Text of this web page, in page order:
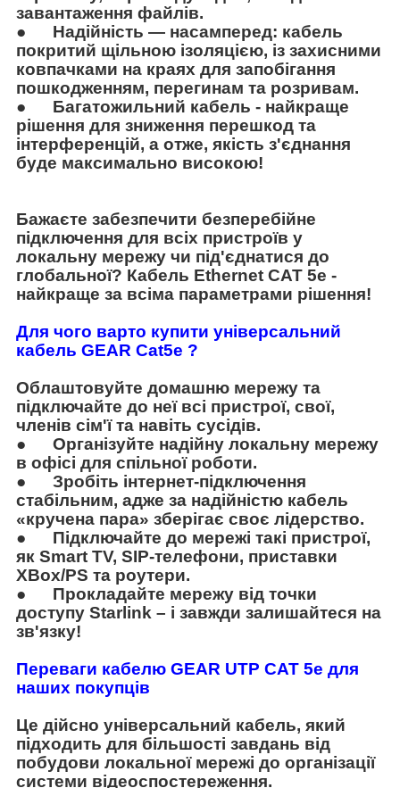
завантаження файлів.
●
Надійність — насамперед: кабель
покритий щільною ізоляцією, із захисними
ковпачками на краях для запобігання
пошкодженням, перегинам та розривам.
●
Багатожильний кабель - найкраще
рішення для зниження перешкод та
інтерференцій, а отже, якість з'єднання
буде максимально високою!
Бажаєте забезпечити безперебійне
підключення для всіх пристроїв у
локальну мережу чи під'єднатися до
глобальної? Кабель Ethernet CAT 5e -
найкраще за всіма параметрами рішення!
Для чого варто купити універсальний
кабель GEAR Cat5e ?
Облаштовуйте домашню мережу та
підключайте до неї всі пристрої, свої,
членів сім'ї та навіть сусідів.
●
Організуйте надійну локальну мережу
в офісі для спільної роботи.
●
Зробіть інтернет-підключення
стабільним, адже за надійністю кабель
«кручена пара» зберігає своє лідерство.
●
Підключайте до мережі такі пристрої,
як Smart TV, SIP-телефони, приставки
XBox/PS та роутери.
●
Прокладайте мережу від точки
доступу Starlink – і завжди залишайтеся на
зв'язку!
Переваги кабелю GEAR UTP CAT 5e для
наших покупців
Це дійсно універсальний кабель, який
підходить для більшості завдань від
побудови локальної мережі до організації
системи відеоспостереження.